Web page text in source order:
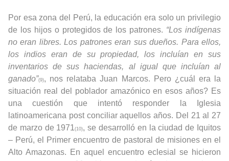
Por esa zona del Perú, la educación era solo un privilegio
de los hijos o protegidos de los patrones. “Los indígenas
no eran libres. Los patrones eran sus dueños. Para ellos,
los indios eran de su propiedad, los incluían en sus
inventarios de sus haciendas, al igual que incluían al
ganado”(9), nos relataba Juan Marcos. Pero ¿cuál era la
situación real del poblador amazónico en esos años? Es
una cuestión que intentó responder la Iglesia
latinoamericana post conciliar aquellos años. Del 21 al 27
de marzo de 1971(10), se desarrolló en la ciudad de Iquitos
– Perú, el Primer encuentro de pastoral de misiones en el
Alto Amazonas. En aquel encuentro eclesial se hicieron